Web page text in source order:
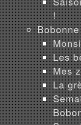
!
Les
Mes
La